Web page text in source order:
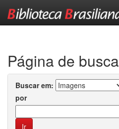
Página de busca
Buscar em:
por